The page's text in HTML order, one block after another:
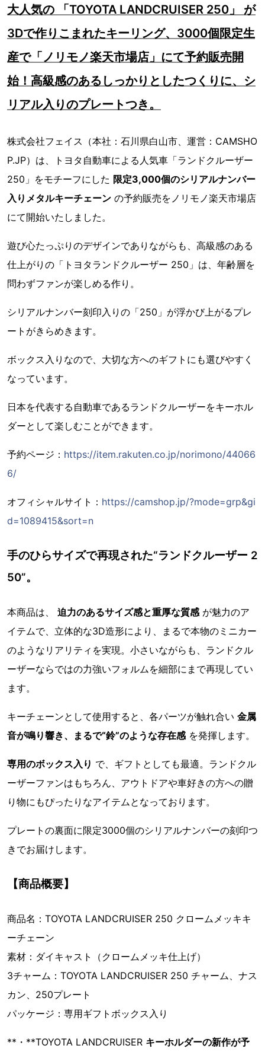
大人気の 「TOYOTA LANDCRUISER 250」 が
3Dで作りこまれたキーリング、3000個限定生
産で「ノリモノ楽天市場店」にて予約販売開
始！高級感のあるしっかりとしたつくりに、シ
リアル入りのプレートつき。
株式会社フェイス（本社：石川県白山市、運営：CAMSHO
P.JP）は、トヨタ自動車による人気車「ランドクルーザー
250」をモチーフにした 限定3,000個のシリアルナンバー
入りメタルキーチェーン の予約販売をノリモノ楽天市場店
にて開始いたしました。
遊び心たっぷりのデザインでありながらも、高級感のある
仕上がりの「トヨタランドクルーザー 250」は、年齢層を
問わずファンが楽しめる作り。
シリアルナンバー刻印入りの「250」が浮かび上がるプレ
ートがきらめきます。
ボックス入りなので、大切な方へのギフトにも選びやすく
なっています。
日本を代表する自動車であるランドクルーザーをキーホル
ダーとして楽しむことができます。
予約ページ： https://item.rakuten.co.jp/norimono/44066
6/
オフィシャルサイト： https://camshop.jp/?mode=grp&gi
d=1089415&sort=n
手のひらサイズで再現された“ランドクルーザー 2
50”。
本商品は、 迫力のあるサイズ感と重厚な質感 が魅力のア
イテムで、立体的な3D造形により、まるで本物のミニカー
のようなリアリティを実現。小さいながらも、ランドクル
ーザーならではの力強いフォルムを細部にまで再現してい
ます。
キーチェーンとして使用すると、各パーツが触れ合い 金属
音が鳴り響き、まるで“鈴”のような存在感 を発揮します。
専用のボックス入り で、ギフトとしても最適。ランドクル
ーザーファンはもちろん、アウトドアや車好きの方への贈
り物にもぴったりなアイテムとなっております。
プレートの裏面に限定3000個のシリアルナンバーの刻印つ
きでお届けします。
【商品概要】
商品名：TOYOTA LANDCRUISER 250 クロームメッキキ
ーチェーン
素材：ダイキャスト（クロームメッキ仕上げ）
3チャーム：TOYOTA LANDCRUISER 250 チャーム、ナス
カン、250プレート
パッケージ：専用ギフトボックス入り
**・**TOYOTA LANDCRUISER キーホルダーの新作が予